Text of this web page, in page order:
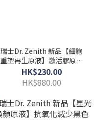
瑞士Dr. Zenith 新品【細胞
重塑再生原液】激活膠原蛋
白｜從根源改善膚質
HK$230.00
HK$880.00